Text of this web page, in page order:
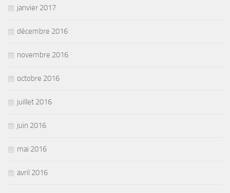
janvier 2017
décembre 2016
novembre 2016
octobre 2016
juillet 2016
juin 2016
mai 2016
avril 2016